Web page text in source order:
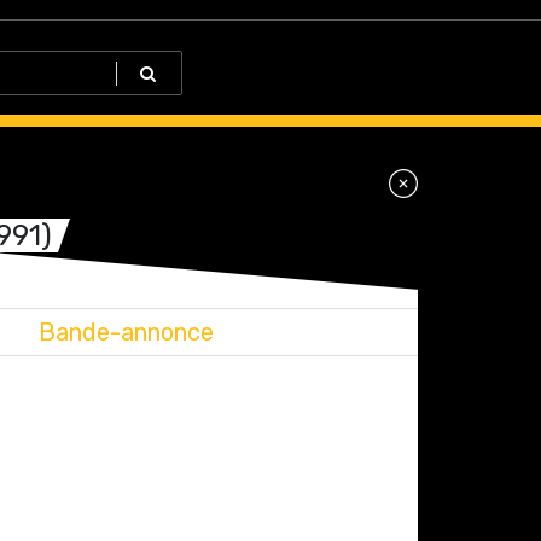
Bande-annonce